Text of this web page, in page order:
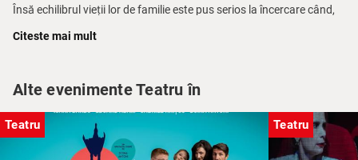
Însă echilibrul vieții lor de familie este pus serios la încercare când,
Suedia, de către Marius von Mayenburg, unul dintre cei mai
importanți dramaturgi contemporani din Europa, ale cărui texte
sunt traduse în peste 30 de limbi.
Citeste mai mult
Alte evenimente Teatru în
Teatru Teatru